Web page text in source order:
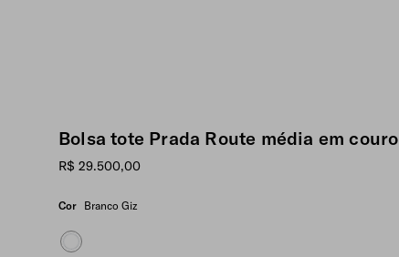
Bolsa tote Prada Route média em couro
R$ 29.500,00
Cor Branco Giz